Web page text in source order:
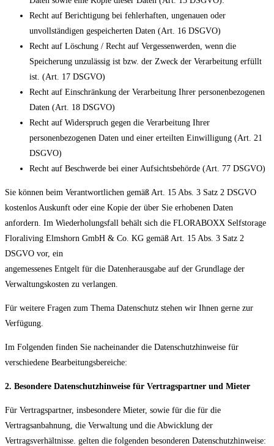
Recht auf Berichtigung bei fehlerhaften, ungenauen oder
unvollständigen gespeicherten Daten (Art. 16 DSGVO)
Recht auf Löschung / Recht auf Vergessenwerden, wenn die
Speicherung unzulässig ist bzw. der Zweck der Verarbeitung erfüllt
ist. (Art. 17 DSGVO)
Recht auf Einschränkung der Verarbeitung Ihrer personenbezogenen
Daten (Art. 18 DSGVO)
Recht auf Widerspruch gegen die Verarbeitung Ihrer
personenbezogenen Daten und einer erteilten Einwilligung (Art. 21
DSGVO)
Recht auf Beschwerde bei einer Aufsichtsbehörde (Art. 77 DSGVO)
Sie können beim Verantwortlichen gemäß Art. 15 Abs. 3 Satz 2 DSGVO
kostenlos Auskunft oder eine Kopie der über Sie erhobenen Daten
anfordern. Im Wiederholungsfall behält sich die FLORABOXX Selfstorage
Floraliving Elmshorn GmbH & Co. KG gemäß Art. 15 Abs. 3 Satz 2
DSGVO vor, ein
angemessenes Entgelt für die Datenherausgabe auf der Grundlage der
Verwaltungskosten zu verlangen.
Für weitere Fragen zum Thema Datenschutz stehen wir Ihnen gerne zur
Verfügung.
Im Folgenden finden Sie nacheinander die Datenschutzhinweise für
verschiedene Bearbeitungsbereiche:
2. Besondere Datenschutzhinweise für Vertragspartner und Mieter
Für Vertragspartner, insbesondere Mieter, sowie für die für die
Vertragsanbahnung, die Verwaltung und die Abwicklung der
Vertragsverhältnisse. gelten die folgenden besonderen Datenschutzhinweise: